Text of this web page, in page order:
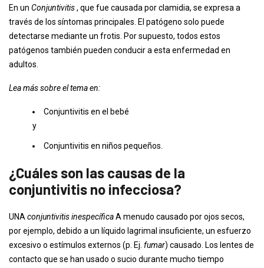
En un Conjuntivitis, que fue causada por clamidia, se expresa a
través de los síntomas principales. El patógeno solo puede
detectarse mediante un frotis. Por supuesto, todos estos
patógenos también pueden conducir a esta enfermedad en
adultos.
Lea más sobre el tema en:
Conjuntivitis en el bebé
y
Conjuntivitis en niños pequeños.
¿Cuáles son las causas de la
conjuntivitis no infecciosa?
UNA conjuntivitis inespecíficaA menudo causado por ojos secos,
por ejemplo, debido a un líquido lagrimal insuficiente, un esfuerzo
excesivo o estímulos externos (p. Ej. fumar) causado. Los lentes de
contacto que se han usado o sucio durante mucho tiempo